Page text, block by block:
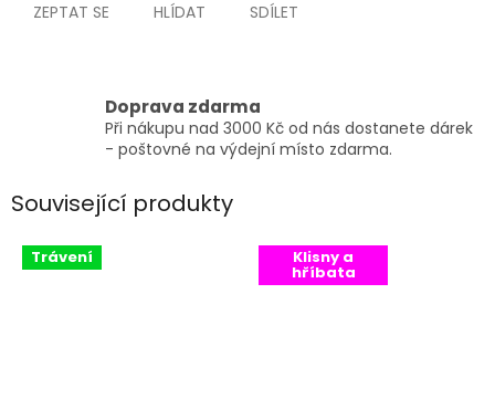
ZEPTAT SE HLÍDAT SDÍLET
Doprava zdarma
Při nákupu nad 3000 Kč od nás dostanete dárek
- poštovné na výdejní místo zdarma.
Související produkty
Trávení Klisny a
hříbata